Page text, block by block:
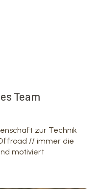
Team
zur Technik
// immer die
motiviert